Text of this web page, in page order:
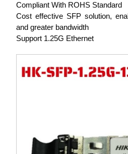
Compliant With ROHS Standard
Cost effective SFP solution,
and greater bandwidth
Support 1.25G Ethernet